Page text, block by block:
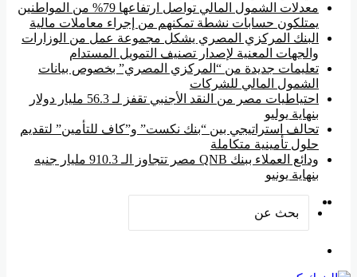
معدلات الشمول المالي تواصل ارتفاعها 79% من المواطنين
يمتلكون حسابات نشطة تمكنهم من إجراء معاملات مالية
البنك المركزي المصري يشكل مجموعة عمل من الوزارات
والجهات المعنية لإصدار تصنيف التمويل المستدام
تعليمات جديدة من “المركزي المصري” بخصوص بيانات
الشمول المالي للشركات
احتياطيات مصر من النقد الأجنبي تقفز لـ 56.3 مليار دولار
بنهاية يوليو
تحالف استراتيجي بين “بنك نكست” و”كاف للتأمين” لتقديم
حلول تأمينية متكاملة
ودائع العملاء ببنك QNB مصر تتجاوز الـ 910.3 مليار جنيه
بنهاية يونيو
فيسبوك
‫YouTube
القائمة